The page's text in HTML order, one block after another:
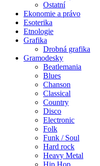
Ostatní
Ekonomie a právo
Esoterika
Etnologie
Grafika
Drobná grafika
Gramodesky
Beatlemania
Blues
Chanson
Classical
Country
Disco
Electronic
Folk
Funk / Soul
Hard rock
Heavy Metal
Hip Hop